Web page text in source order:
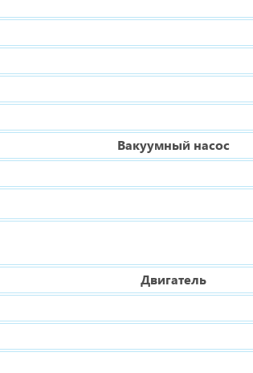
Вакуумный насос
Двигатель